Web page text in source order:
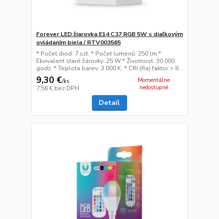
Forever LED žiarovka E14 C37 RGB 5W s diaľkovým
ovládaním biela / RTV003565
* Počet diod: 7 szt. * Počet lumenů: 250 lm *
Ekvivalent staré žárovky: 25 W * Životnost: 30 000
godz. * Teplota barev: 3 000 K. * CRI (Ra) faktor:> 8...
9,30 €/ks
7,56 € bez DPH
Momentálne
nedostupné
Detail